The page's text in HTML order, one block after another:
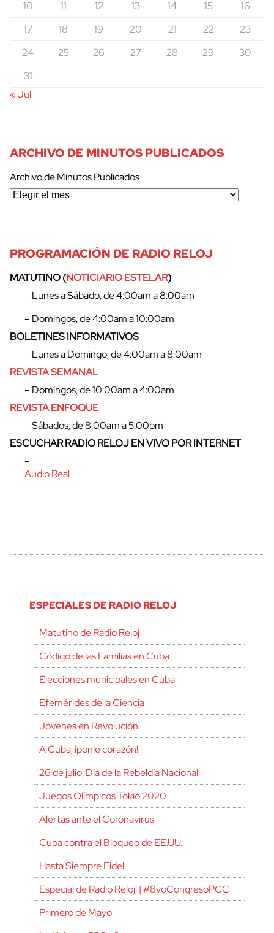
10 11 12 13 14 15
16
17
18 19 20 21 22
23
24
25 26 27 28 29
30
31
« Jul
ARCHIVO DE MINUTOS PUBLICADOS
Archivo de Minutos Publicados
PROGRAMACIÓN DE RADIO RELOJ
MATUTINO (NOTICIARIO ESTELAR)
– Lunes a Sábado, de 4:00am a 8:00am
– Domingos, de 4:00am a 10:00am
BOLETINES INFORMATIVOS
– Lunes a Domingo, de 4:00am a 8:00am
REVISTA SEMANAL
– Domingos, de 10:00am a 4:00am
REVISTA ENFOQUE
– Sábados, de 8:00am a 5:00pm
ESCUCHAR RADIO RELOJ EN VIVO POR INTERNET
–
Audio Real
ESPECIALES DE RADIO RELOJ
Matutino de Radio Reloj
Código de las Familias en Cuba
Elecciones municipales en Cuba
Efemérides de la Ciencia
Jóvenes en Revolución
A Cuba, ¡ponle corazón!
26 de julio, Día de la Rebeldía Nacional
Juegos Olímpicos Tokio 2020
Alertas ante el Coronavirus
Cuba contra el Bloqueo de EE.UU.
Hasta Siempre Fidel
Especial de Radio Reloj | #8voCongresoPCC
Primero de Mayo